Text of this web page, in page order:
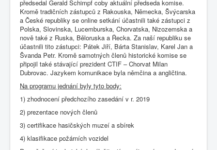
předsedal Gerald Schimpf coby aktuální předseda komise.
Kromě tradičních zástupců z Rakouska, Německa, Švýcarska
a České republiky se online setkání účastnili také zástupci z
Polska, Slovinska, Lucemburska, Chorvatska, Nizozemska a
nově také z Ruska, Běloruska a Řecka. Za naší republiku se
účastnili tito zástupci: Pátek Jiří, Bárta Stanislav, Karel Jan a
Švanda Petr. Kromě samotných členů historické komise se
připojil také stávající prezident CTIF – Chorvat Milan
Dubrovac. Jazykem komunikace byla němčina a angličtina.
Na programu jednání byly tyto body:
1) zhodnocení předchozího zasedání v r. 2019
2) prezentace nových členů
3) certifikace hasičských muzeí a sbírek
4) klasifikace požárních vozidel